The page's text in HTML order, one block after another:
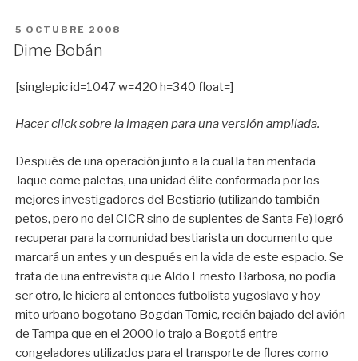
PUBLICADO
EN
5 OCTUBRE 2008
Dime Bobán
[singlepic id=1047 w=420 h=340 float=]
Hacer click sobre la imagen para una versión ampliada.
Después de una operación junto a la cual la tan mentada
Jaque come paletas, una unidad élite conformada por los
mejores investigadores del Bestiario (utilizando también
petos, pero no del CICR sino de suplentes de Santa Fe) logró
recuperar para la comunidad bestiarista un documento que
marcará un antes y un después en la vida de este espacio. Se
trata de una entrevista que Aldo Ernesto Barbosa, no podía
ser otro, le hiciera al entonces futbolista yugoslavo y hoy
mito urbano bogotano Bogdan Tomic, recién bajado del avión
de Tampa que en el 2000 lo trajo a Bogotá entre
congeladores utilizados para el transporte de flores como